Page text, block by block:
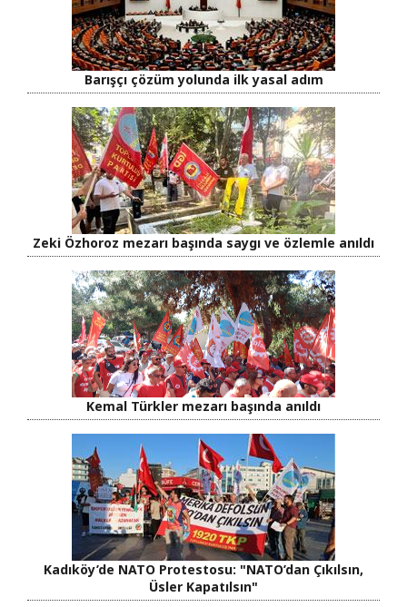
Barışçı çözüm yolunda ilk yasal adım
Zeki Özhoroz mezarı başında saygı ve özlemle anıldı
Kemal Türkler mezarı başında anıldı
Kadıköy’de NATO Protestosu: "NATO’dan Çıkılsın,
Üsler Kapatılsın"